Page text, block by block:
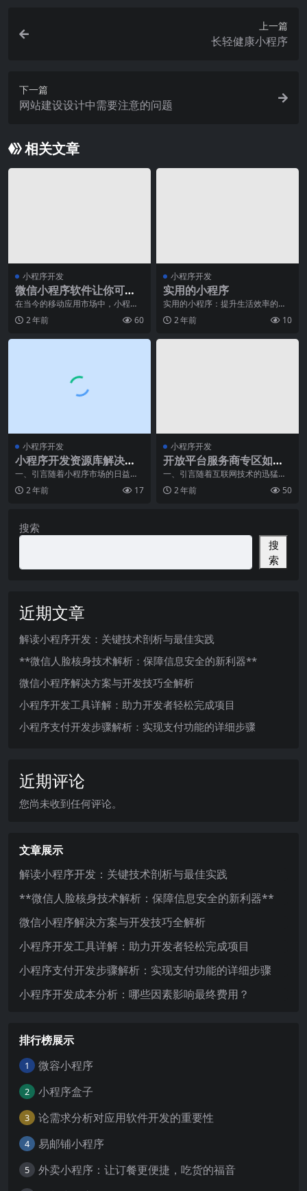
上一篇
长轻健康小程序
下一篇
网站建设设计中需要注意的问题
相关文章
小程序开发
微信小程序软件让你可以
快速开发小程序
在当今的移动应用市场中，小程序
的兴起无疑成为了一股新的潮流。
作为一种轻量级的应用
2 年前 60
小程序开发
实用的小程序
实用的小程序：提升生活效率的智
慧选择随着科技的不断进步和人们
生活水平的提高，智能
2 年前 10
小程序开发
小程序开发资源库解决方
案
一、引言随着小程序市场的日益繁
荣，越来越多的开发者选择使用小
程序进行业务拓展。然
2 年前 17
小程序开发
开放平台服务商专区如何
助力小程序发展
一、引言随着互联网技术的迅猛发
展，小程序作为连接线上线下的新
型应用模式，正在不断
2 年前 50
搜索
搜
索
近期文章
解读小程序开发：关键技术剖析与最佳实践
**微信人脸核身技术解析：保障信息安全的新利器**
微信小程序解决方案与开发技巧全解析
小程序开发工具详解：助力开发者轻松完成项目
小程序支付开发步骤解析：实现支付功能的详细步骤
近期评论
您尚未收到任何评论。
文章展示
解读小程序开发：关键技术剖析与最佳实践
**微信人脸核身技术解析：保障信息安全的新利器**
微信小程序解决方案与开发技巧全解析
小程序开发工具详解：助力开发者轻松完成项目
小程序支付开发步骤解析：实现支付功能的详细步骤
小程序开发成本分析：哪些因素影响最终费用？
排行榜展示
1 微容小程序
2 小程序盒子
3 论需求分析对应用软件开发的重要性
4 易邮铺小程序
5 外卖小程序：让订餐更便捷，吃货的福音